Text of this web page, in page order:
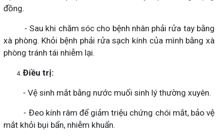
đồng.
- Sau khi chăm sóc cho bệnh nhân phải rửa tay bằng
xà phòng. Khỏi bệnh phải rửa sạch kính của mình bằng xà
phòng tránh tái nhiễm lại.
Điều trị:
- Vệ sinh mắt bằng nước muối sinh lý thường xuyên.
- Đeo kính râm để giảm triệu chứng chói mắt, bảo vệ
mắt khỏi bụi bẩn, nhiễm khuẩn.